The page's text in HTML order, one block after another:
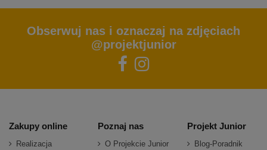
Obserwuj nas i oznaczaj na zdjęciach
@projektjunior
Zakupy online
Realizacja
Poznaj nas
O Projekcie Junior
Projekt Junior
Blog-Poradnik